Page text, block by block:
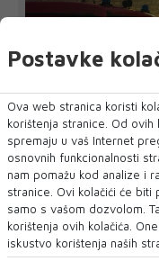
u Italiji.
VELIKI šumski požar
Postavke
Ova web stranica koristi
korištenja stranice. Od ovih
spremaju u vaš Internet
osnovnih funkcionalnosti
nam pomažu kod analize i
stranice. Ovi kolačići će
samo s vašom dozvolom.
korištenja ovih kolačića.
iskustvo korištenja naših